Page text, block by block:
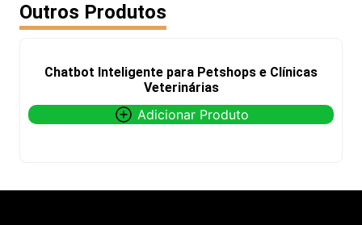
Outros Produtos
Chatbot Inteligente para Petshops e Clínicas
Veterinárias
Adicionar Produto